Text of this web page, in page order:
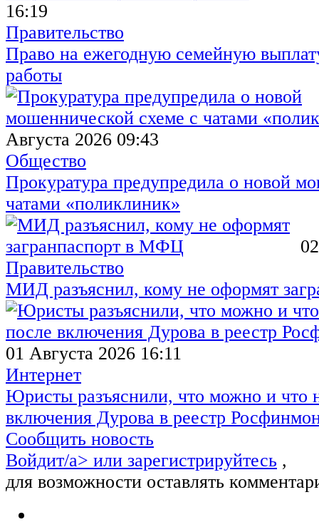
16:19
Правительство
Право на ежегодную семейную
работы
Августа 2026 09:43
Общество
Прокуратура предупредила о новой
чатами «поликлиник»
Правительство
МИД разъяснил, кому не оформят
01 Августа 2026 16:11
Интернет
Юристы разъяснили, что можно и что
включения Дурова в реестр
Сообщить новость
Войдит/a> или зарегистрируйтесь ,
для возможности оставлять